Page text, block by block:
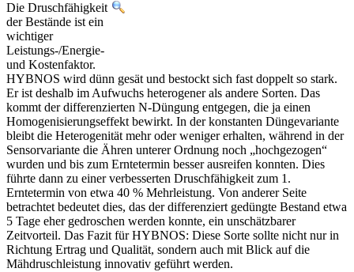
Die Druschfähigkeit
der Bestände ist ein
wichtiger
Leistungs-/Energie-
und Kostenfaktor.
HYBNOS wird dünn gesät und bestockt sich fast doppelt so stark.
Er ist deshalb im Aufwuchs heterogener als andere Sorten. Das
kommt der differenzierten N-Düngung entgegen, die ja einen
Homogenisierungseffekt bewirkt. In der konstanten Düngevariante
bleibt die Heterogenität mehr oder weniger erhalten, während in der
Sensorvariante die Ähren unterer Ordnung noch „hochgezogen“
wurden und bis zum Erntetermin besser ausreifen konnten. Dies
führte dann zu einer verbesserten Druschfähigkeit zum 1.
Erntetermin von etwa 40 % Mehrleistung. Von anderer Seite
betrachtet bedeutet dies, das der differenziert gedüngte Bestand etwa
5 Tage eher gedroschen werden konnte, ein unschätzbarer
Zeitvorteil. Das Fazit für HYBNOS: Diese Sorte sollte nicht nur in
Richtung Ertrag und Qualität, sondern auch mit Blick auf die
Mähdruschleistung innovativ geführt werden.